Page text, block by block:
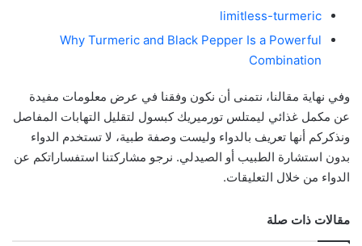
limitless-turmeric
Why Turmeric and Black Pepper Is a Powerful
Combination
وفي نهاية مقالنا، نتمنى أن نكون وفقنا في عرض معلومات مفيدة
عن مكمل غذائي ليمتلس تورميريك كبسول لتقليل التهابات المفاصل
ونذكركم أنها تعريف بالدواء وليست وصفة طبية، لا تستخدم الدواء
بدون استشارة الطبيب أو الصيدلي. نرجو مشاركتنا استفساراتكم عن
الدواء من خلال التعليقات.
مقالات ذات صلة